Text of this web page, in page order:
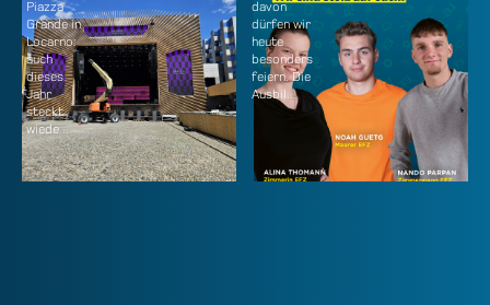
Piazza
Grande in
Locarno:
auch
dieses
Jahr
steckt
wiede...
davon
dürfen wir
heute
besonders
feiern. Die
Ausbil...